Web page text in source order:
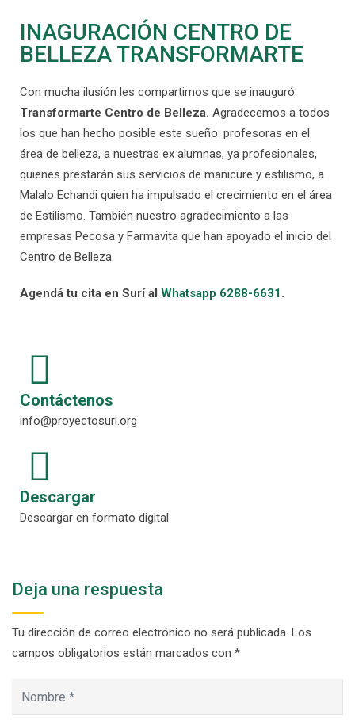
INAGURACIÓN CENTRO DE
BELLEZA TRANSFORMARTE
Con mucha ilusión les compartimos que se inauguró
Transformarte Centro de Belleza. Agradecemos a todos
los que han hecho posible este sueño: profesoras en el
área de belleza, a nuestras ex alumnas, ya profesionales,
quienes prestarán sus servicios de manicure y estilismo, a
Malalo Echandi quien ha impulsado el crecimiento en el área
de Estilismo. También nuestro agradecimiento a las
empresas Pecosa y Farmavita que han apoyado el inicio del
Centro de Belleza.
Agendá tu cita en Surí al Whatsapp 6288-6631.
Contáctenos
info@proyectosuri.org
Descargar
Descargar en formato digital
Deja una respuesta
Tu dirección de correo electrónico no será publicada. Los
campos obligatorios están marcados con *